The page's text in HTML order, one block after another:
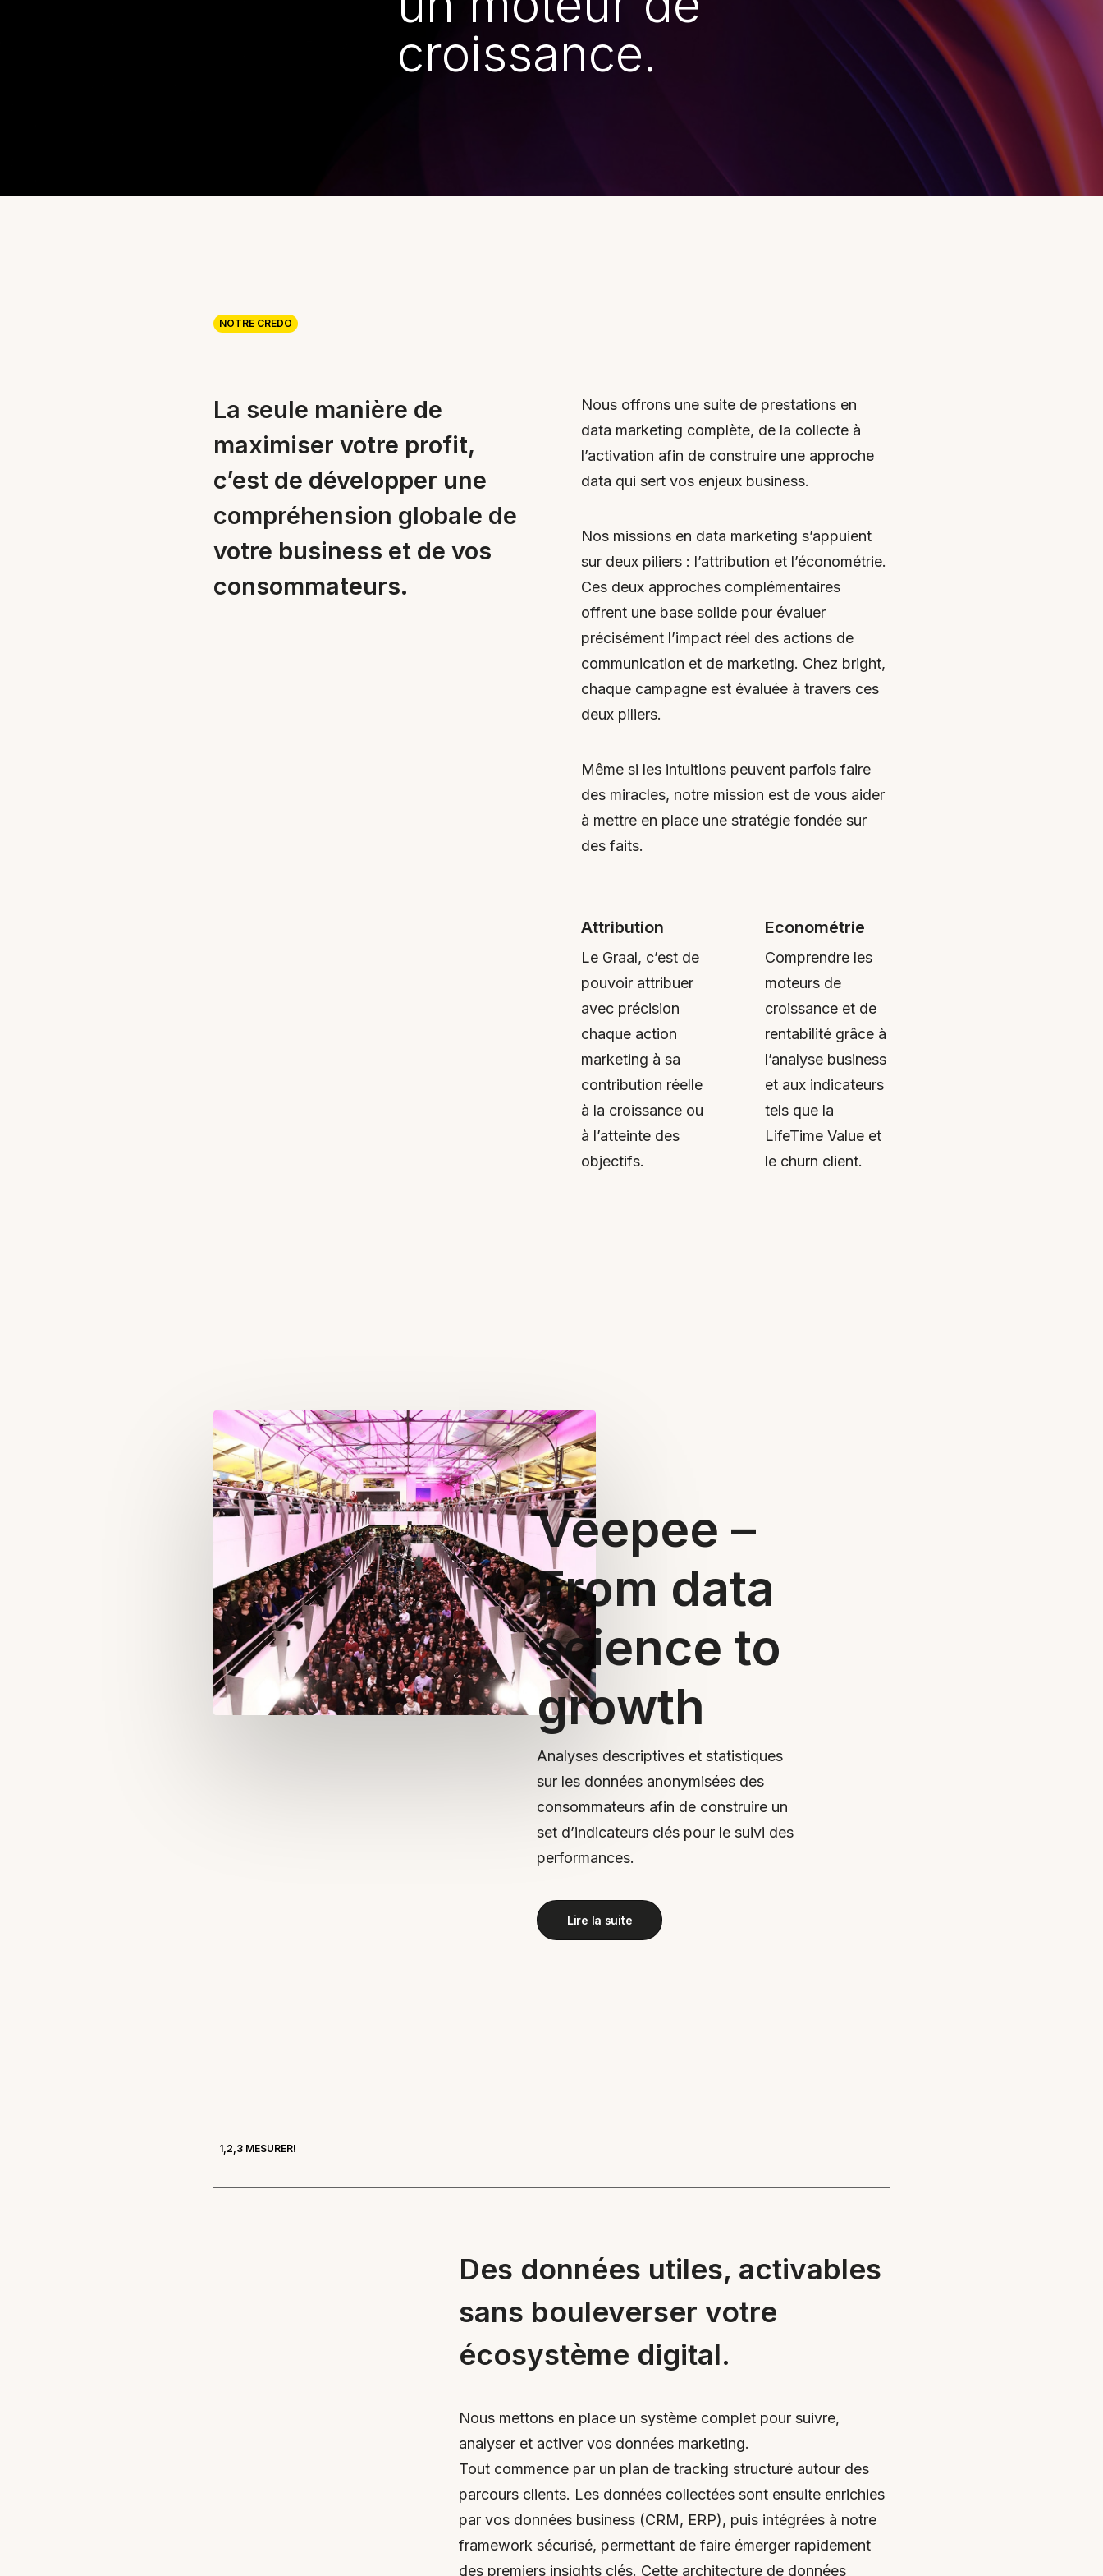
croissance.
NOTRE CREDO
La seule manière de
maximiser votre profit,
c’est de développer une
compréhension globale de
votre business et de vos
consommateurs.
Nous offrons une suite de prestations en
data marketing complète, de la collecte à
l’activation afin de construire une approche
data qui sert vos enjeux business.
Nos missions en data marketing s’appuient
sur deux piliers : l’attribution et l’économétrie.
Ces deux approches complémentaires
offrent une base solide pour évaluer
précisément l’impact réel des actions de
communication et de marketing. Chez bright,
chaque campagne est évaluée à travers ces
deux piliers.
Même si les intuitions peuvent parfois faire
des miracles, notre mission est de vous aider
à mettre en place une stratégie fondée sur
des faits.
Attribution
Le Graal, c’est de
pouvoir attribuer
avec précision
chaque action
marketing à sa
contribution réelle
à la croissance ou
à l’atteinte des
objectifs.
Econométrie
Comprendre les
moteurs de
croissance et de
rentabilité grâce à
l’analyse business
et aux indicateurs
tels que la
LifeTime Value et
le churn client.
Veepee –
From data
science to
growth
Analyses descriptives et statistiques
sur les données anonymisées des
consommateurs afin de construire un
set d’indicateurs clés pour le suivi des
performances.
Lire la suite
1,2,3 MESURER!
Des données utiles, activables
sans bouleverser votre
écosystème digital.
Nous mettons en place un système complet pour suivre,
analyser et activer vos données marketing.
Tout commence par un plan de tracking structuré autour des
parcours clients. Les données collectées sont ensuite enrichies
par vos données business (CRM, ERP), puis intégrées à notre
framework sécurisé, permettant de faire émerger rapidement
des premiers insights clés. Cette architecture de données